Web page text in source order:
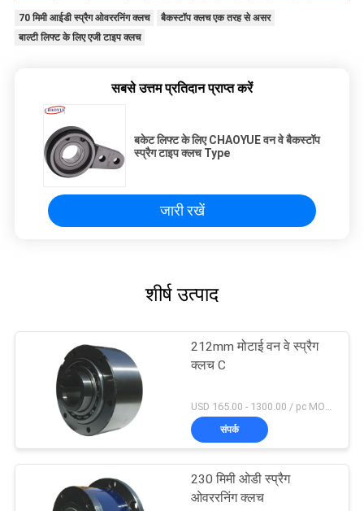
70 मिमी आईडी स्प्रैग ओवररनिंग क्लच
बैकस्टॉप क्लच एक तरह से असर
बाल्टी लिफ्ट के लिए एजी टाइप क्लच
सबसे उत्तम प्रतिदान प्राप्त करें
बकेट लिफ्ट के लिए CHAOYUE वन वे बैकस्टॉप
स्प्रैग टाइप क्लच Type
जारी रखें
शीर्ष उत्पाद
212mm मोटाई वन वे स्प्रैग
क्लच C
संपर्क
230 मिमी ओडी स्प्रैग
ओवररनिंग क्लच